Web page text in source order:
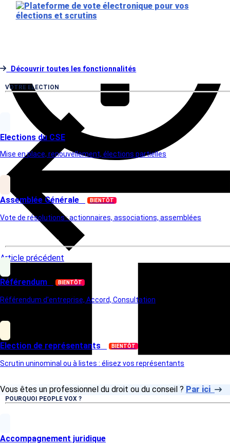
Découvrir toutes les fonctionnalités
VOTRE ELECTION
Elections du CSE
Mise en place, renouvellement, élections partielles
Assemblée Générale BIENTÔT
Vote de résolutions : actionnaires, associations, assemblées
VOTRE ELECTION
Référendum BIENTÔT
Référendum d'entreprise, Accord, Consultation
Election de représentants BIENTÔT
Scrutin uninominal ou à listes : élisez vos représentants
Vous êtes un professionnel du droit ou du conseil ? Par ici
POURQUOI PEOPLE VOX ?
Accompagnement juridique
Article précédent